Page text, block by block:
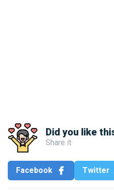
Did you like
Share it
Facebook Twitter